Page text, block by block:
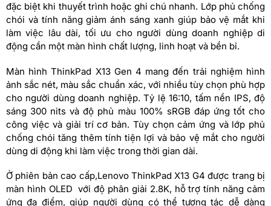
đặc biệt khi thuyết trình hoặc ghi chú nhanh. Lớp phủ chống
chói và tính năng giảm ánh sáng xanh giúp bảo vệ mắt khi
làm việc lâu dài, tối ưu cho người dùng doanh nghiệp di
động cần một màn hình chất lượng, linh hoạt và bền bỉ.
Màn hình ThinkPad X13 Gen 4 mang đến trải nghiệm hình
ảnh sắc nét, màu sắc chuẩn xác, với nhiều tùy chọn phù hợp
cho người dùng doanh nghiệp. Tỷ lệ 16:10, tấm nền IPS, độ
sáng 300 nits và độ phủ màu 100% sRGB đáp ứng tốt cho
công việc và giải trí cơ bản. Tùy chọn cảm ứng và lớp phủ
chống chói tăng thêm tính tiện lợi và bảo vệ mắt cho người
dùng di động khi làm việc trong thời gian dài.
Ở phiên bản cao cấp,Lenovo ThinkPad X13 G4 được trang bị
màn hình OLED với độ phân giải 2.8K, hỗ trợ tính năng cảm
ứng đa điểm, giúp người dùng có thể tương tác dễ dàng